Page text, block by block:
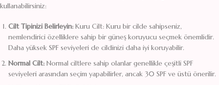
kullanabilirsiniz:
Cilt Tipinizi Belirleyin: Kuru Cilt: Kuru bir cilde sahipseniz,
nemlendirici özelliklere sahip bir güneş koruyucu seçmek önemlidir.
Daha yüksek SPF seviyeleri de cildinizi daha iyi koruyabilir.
Normal Cilt: Normal ciltlere sahip olanlar genellikle çeşitli SPF
seviyeleri arasından seçim yapabilirler, ancak 30 SPF ve üstü önerilir.